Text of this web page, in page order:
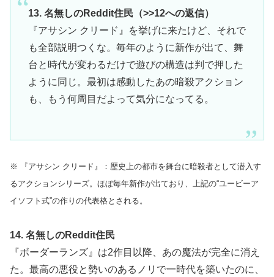
13. 名無しのReddit住民（>>12への返信）
『アサシン クリード』を挙げに来たけど、それで
も全部説明つくな。毎年のように新作が出て、舞
台と時代が変わるだけで遊びの構造は判で押した
ように同じ。最初は感動したあの暗殺アクション
も、もう何周目だよって気分になってる。
※ 『アサシン クリード』：歴史上の都市を舞台に暗殺者として潜入す
るアクションシリーズ。ほぼ毎年新作が出ており、上記の“ユービーア
イソフト式”の作りの代表格とされる。
14. 名無しのReddit住民
『ボーダーランズ』は2作目以降、あの魔法が完全に消え
た。最高の悪役と勢いのあるノリで一時代を築いたのに、